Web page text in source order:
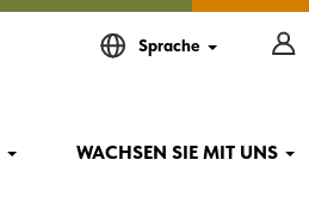
Sprache
WACHSEN SIE MIT UNS